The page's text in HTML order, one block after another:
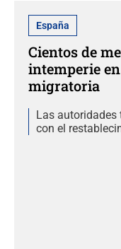
España
Cientos de
intemperie
migratoria
Las
con el